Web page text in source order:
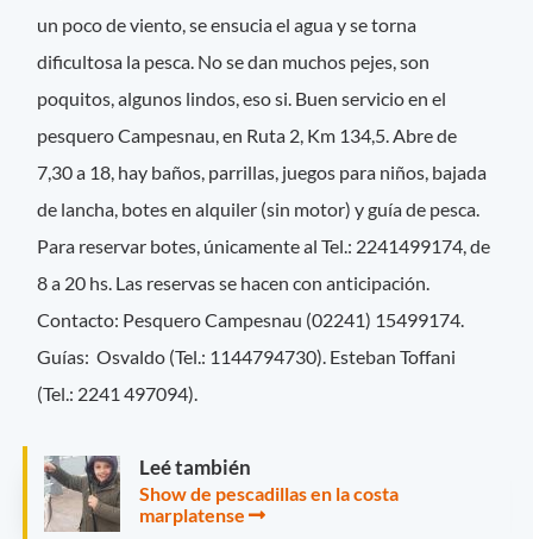
un poco de viento, se ensucia el agua y se torna
dificultosa la pesca. No se dan muchos pejes, son
poquitos, algunos lindos, eso si. Buen servicio en el
pesquero Campesnau, en Ruta 2, Km 134,5. Abre de
7,30 a 18, hay baños, parrillas, juegos para niños, bajada
de lancha, botes en alquiler (sin motor) y guía de pesca.
Para reservar botes, únicamente al Tel.: 2241499174, de
8 a 20 hs. Las reservas se hacen con anticipación.
Contacto: Pesquero Campesnau (02241) 15499174.
Guías: Osvaldo (Tel.: 1144794730). Esteban Toffani
(Tel.: 2241 497094).
Leé también
Show de pescadillas en la costa
marplatense